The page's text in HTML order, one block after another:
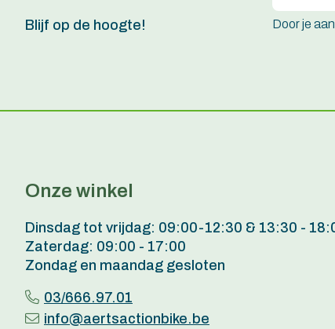
Blijf op de hoogte! Door je
Onze winkel
Dinsdag tot vrijdag: 09:00-12:30 & 13:30 -
Zaterdag: 09:00 - 17:00
Zondag en maandag gesloten
03/666.97.01
info@aertsactionbike.be